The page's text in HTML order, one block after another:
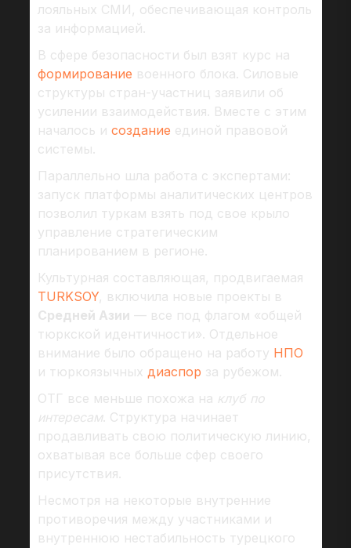
лояльных СМИ, обеспечивающая контроль
за информацией.
В сфере безопасности был взят курс на
формирование военного блока. Силовые
структуры стран-участниц заявили об
усилении взаимодействия. Вместе с этим
началось и создание единой правовой
системы.
Параллельно шла работа с экспертами:
запуск платформы аналитических центров
позволил туркам взять под свое крыло
управление стратегическим
планированием в регионе.
Культурная составляющая, продвигаемая
TURKSOY, включила новые проекты в
Средней Азии — все под флагом «общей
тюркской идентичности». Отдельное
внимание было обращено на работу НПО
и тюркоязычных диаспор за рубежом.
ОТГ все меньше похожа на клуб по
интересам. Структура начинает
продавливать свою политическую линию,
охватывая все больше сфер своего
присутствия.
Несмотря на некоторые внутренние
противоречия между участниками и
внутреннюю нестабильность турецкого